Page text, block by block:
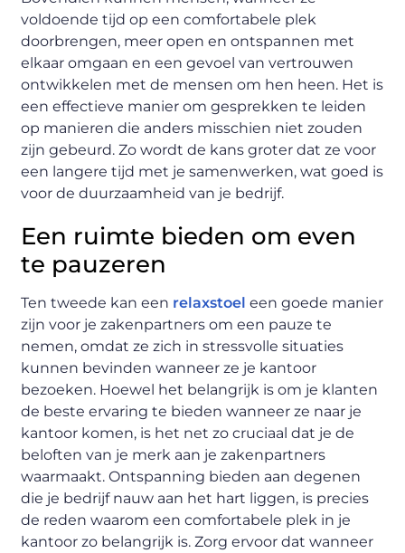
voldoende tijd op een comfortabele plek
doorbrengen, meer open en ontspannen met
elkaar omgaan en een gevoel van vertrouwen
ontwikkelen met de mensen om hen heen. Het is
een effectieve manier om gesprekken te leiden
op manieren die anders misschien niet zouden
zijn gebeurd. Zo wordt de kans groter dat ze voor
een langere tijd met je samenwerken, wat goed is
voor de duurzaamheid van je bedrijf.
Een ruimte bieden om even
te pauzeren
Ten tweede kan een relaxstoel een goede manier
zijn voor je zakenpartners om een ​​pauze te
nemen, omdat ze zich in stressvolle situaties
kunnen bevinden wanneer ze je kantoor
bezoeken. Hoewel het belangrijk is om je klanten
de beste ervaring te bieden wanneer ze naar je
kantoor komen, is het net zo cruciaal dat je de
beloften van je merk aan je zakenpartners
waarmaakt. Ontspanning bieden aan degenen
die je bedrijf nauw aan het hart liggen, is precies
de reden waarom een ​​comfortabele plek in je
kantoor zo belangrijk is. Zorg ervoor dat wanneer